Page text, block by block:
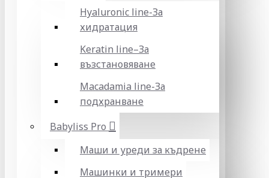
Hyaluronic line-За
хидратация
Keratin line–За
възстановяване
Macadamia line-За
подхранване
Babyliss Pro
Маши и уреди за къдрене
Машинки и тримери